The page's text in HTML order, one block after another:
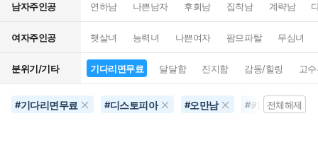
남자주인공 연하남 나쁜남자 후회남 집착남 계략남
여자주인공 햇살녀 능력녀 나쁜여자 팜므파탈 무심녀
분위기/기타 기다리면무료 달달함 진지함 감동/힐링 고
#기다리면무료 #디스토피아 #오만남 #키잡물전체해제